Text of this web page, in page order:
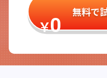
￥0
無料で